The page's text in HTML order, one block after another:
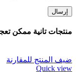
منتجات تانية ممكن
ضيف المنتج للمقارنة
Quick view